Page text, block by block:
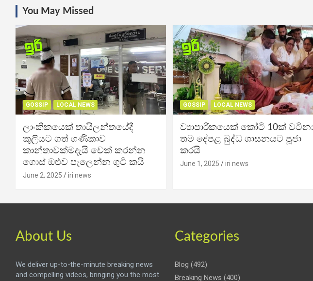
You May Missed
GOSSIP LOCAL NEWS
ලාංකිකයෙක් තායිලන්තයේදී
කුලියට ගත් ගණිකාව
කාන්තාවක්මදැයි චෙක් කරන්න
ගොස් ඔළුව පැලෙන්න ගුටි කයි
June 2, 2025 iri news
GOSSIP LOCAL NEWS
ව්‍යාපාරිකයෙක් කෝටි 10ක්
තම දේපළ බුද්ධ ශාසනයට පූජා
කරයි
June 1, 2025 iri news
About Us
We deliver up-to-the-minute breaking news
and compelling videos, bringing you the most
Categories
Blog (492)
Breaking News (400)